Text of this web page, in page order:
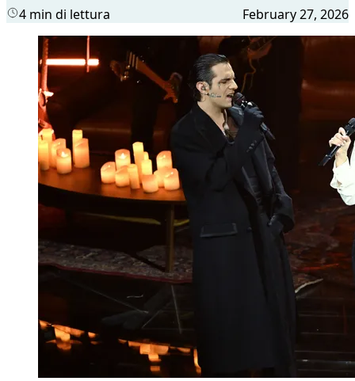
4 min di lettura February 27, 2026